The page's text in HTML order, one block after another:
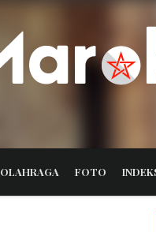
OLAHRAGA FOTO